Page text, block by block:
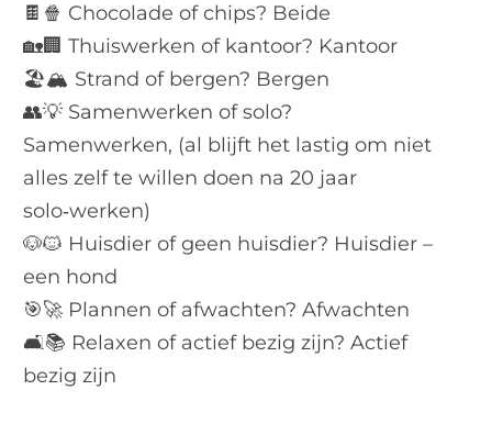
🍫🍿 Chocolade of chips? Beide
🏡🏢 Thuiswerken of kantoor? Kantoor
🏖️🏔️ Strand of bergen? Bergen
👥💡 Samenwerken of solo?
Samenwerken, (al blijft het lastig om niet
alles zelf te willen doen na 20 jaar
solo‑werken)
🐶🐱 Huisdier of geen huisdier? Huisdier –
een hond
🎯🚀 Plannen of afwachten? Afwachten
🛋️📚 Relaxen of actief bezig zijn? Actief
bezig zijn